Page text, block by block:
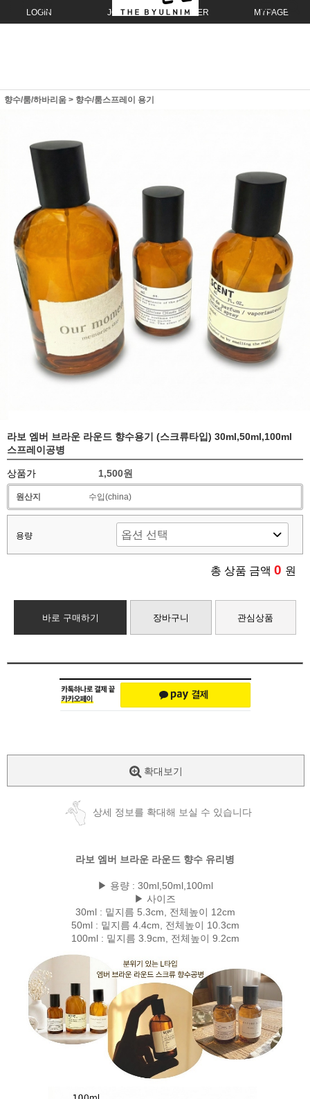
LOGIN JOIN ORDER MYPAGE
향수/룸/하바리움 > 향수/룸스프레이 용기
라보 엠버 브라운 라운드 향수용기 (스크류타입) 30ml,50ml,100ml
스프레이공병
상품가 1,500원
원산지 수입(china)
용량
총 상품 금액 0 원
바로 구매하기 장바구니 관심상품
확대보기
상세 정보를 확대해 보실 수 있습니다
라보 엠버 브라운 라운드 향수 유리병
▶ 용량 : 30ml,50ml,100ml
▶ 사이즈
30ml : 밑지름 5.3cm, 전체높이 12cm
50ml : 밑지름 4.4cm, 전체높이 10.3cm
100ml : 밑지름 3.9cm, 전체높이 9.2cm